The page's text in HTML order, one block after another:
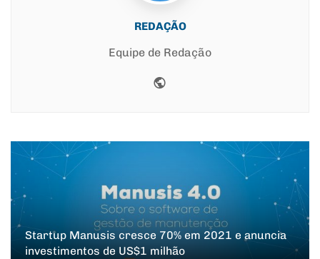
REDAÇÃO
Equipe de Redação
Startup Manusis cresce 70% em 2021 e anuncia
investimentos de US$1 milhão